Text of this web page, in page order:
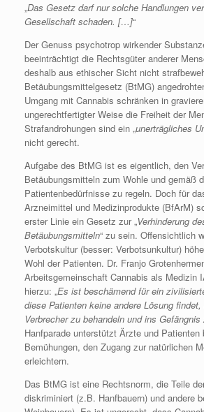
„Das Gesetz darf nur solche Handlungen
Gesellschaft schaden. […]“
Der Genuss psychotrop wirkender
beeinträchtigt die Rechtsgüter anderer
deshalb aus ethischer Sicht nicht
Betäubungsmittelgesetz (BtMG)
Umgang mit Cannabis schränken in
ungerechtfertigter Weise die Freiheit der
Strafandrohungen sind ein „unerträgliches
nicht gerecht.
Aufgabe des BtMG ist es eigentlich, den
Betäubungsmitteln zum Wohle und gemäß
Patientenbedürfnisse zu regeln. Doch für
Arzneimittel und Medizinprodukte (BfArM)
erster Linie ein Gesetz zur „Verhinderung
Betäubungsmitteln“ zu sein. Offensichtlich
Verbotskultur (besser: Verbotsunkultur)
Wohl der Patienten. Dr. Franjo
Arbeitsgemeinschaft Cannabis als Medizin
hierzu: „Es ist beschämend für ein
diese Patienten keine andere Lösung
Verbrecher zu behandeln und ins Gefängnis
Hanfparade unterstützt Ärzte und Patienten
Bemühungen, den Zugang zur natürlichen
erleichtern.
Das BtMG ist eine Rechtsnorm, die Teile
diskriminiert (z.B. Hanfbauern) und andere